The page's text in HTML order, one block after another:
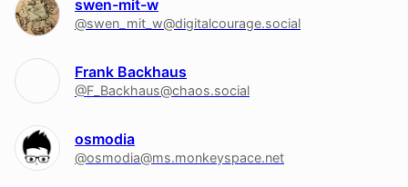
swen-mit-w
@swen_mit_w@digitalcourage.social
Frank Backhaus
@F_Backhaus@chaos.social
osmodia
@osmodia@ms.monkeyspace.net